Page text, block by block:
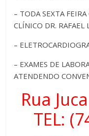
– TODA SEXTA
CLÍNICO DR. RAFAEL
–
– EXAMES DE
ATENDENDO
Rua
TEL: